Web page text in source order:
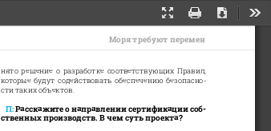
Presentation
Print Download
нято решение о разработке соответствующих Правил,
которые будут содействовать обеспечению безопасно
сти таких объектов.
П: Расскажите о направлении сертификации соб-
ственных производств. В чем суть проекта?
Моря требуют перемен